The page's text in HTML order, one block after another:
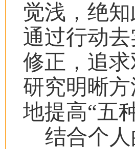
觉浅，绝
通过行动
修正，追
研究明晰
地提高“五
结合个